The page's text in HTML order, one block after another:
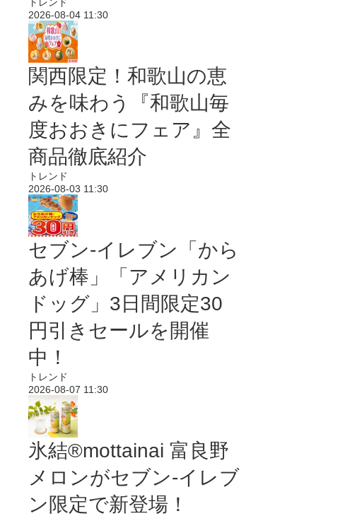
2026-08-04 11:30
関西限定！和歌山の恵
みを味わう『和歌山毎
度おおきにフェア』全
商品徹底紹介
トレンド
2026-08-03 11:30
セブン‐イレブン「から
あげ棒」「アメリカン
ドッグ」3日間限定30
円引きセールを開催
中！
トレンド
2026-08-07 11:30
氷結®mottainai 富良野
メロンがセブン‐イレブ
ン限定で新登場！